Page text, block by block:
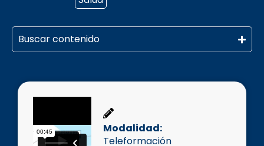
Buscar contenido
Modalidad:
Teleformación